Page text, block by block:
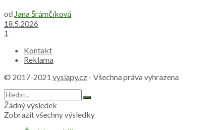
od Jana Šrámčíková
18.5.2026
1
Kontakt
Reklama
© 2017-2021 vyslapy.cz - Všechna práva vyhrazena
Žádný výsledek
Zobrazit všechny výsledky